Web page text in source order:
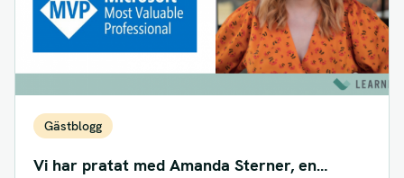
Gästblogg
Vi har pratat med Amanda Sterner, en